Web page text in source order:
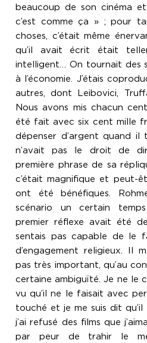
beaucoup de son cinéma
c’est comme ça » ; pour
choses, c’était même
qu’il avait écrit était
intelligent… On tournait des
à l’économie. J’étais
autres, dont Leibovici,
Nous avons mis chacun
été fait avec six cent mille
dépenser d’argent quand il
n’avait pas le droit de
première phrase de sa
c’était magnifique et peut-
ont été bénéfiques.
scénario un certain
premier réflexe avait été
sentais pas capable de le
d’engagement religieux. Il
pas très important, qu’au
certaine ambiguïté. Je ne le
vu qu’il ne le faisait avec
touché et je me suis dit
j’ai refusé des films que
par peur de trahir le